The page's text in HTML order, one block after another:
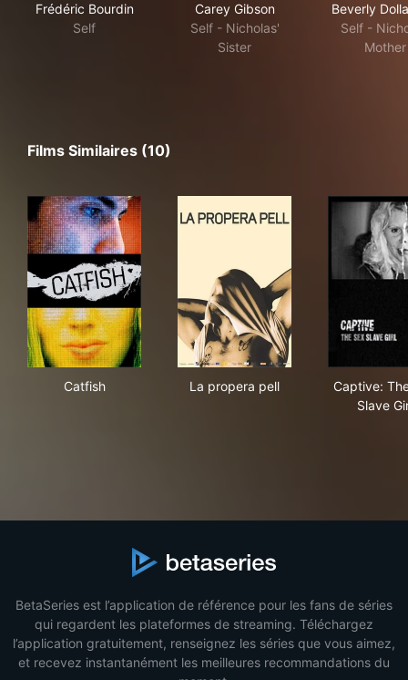
Frédéric Bourdin
Self
Carey Gibson
Self - Nicholas'
Sister
Beverly
Self -
Mother
Films Similaires (10)
Catfish La propera pell
Captive:
Slave
BetaSeries est l’application de référence pour les fans de séries
qui regardent les plateformes de streaming. Téléchargez
l’application gratuitement, renseignez les séries que vous aimez,
et recevez instantanément les meilleures recommandations du